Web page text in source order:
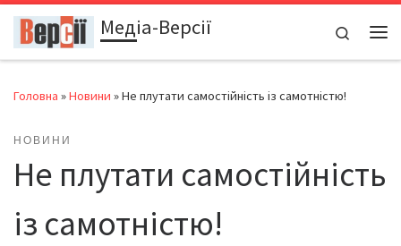
Перейти до вмістуМедіа-Версії
Search
Головна »Новини »Не плутати самостійність із самотністю!
НОВИНИ
Не плутати самостійність
із самотністю!